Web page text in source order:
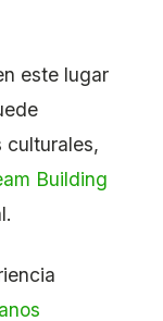
este lugar
culturales,
Building